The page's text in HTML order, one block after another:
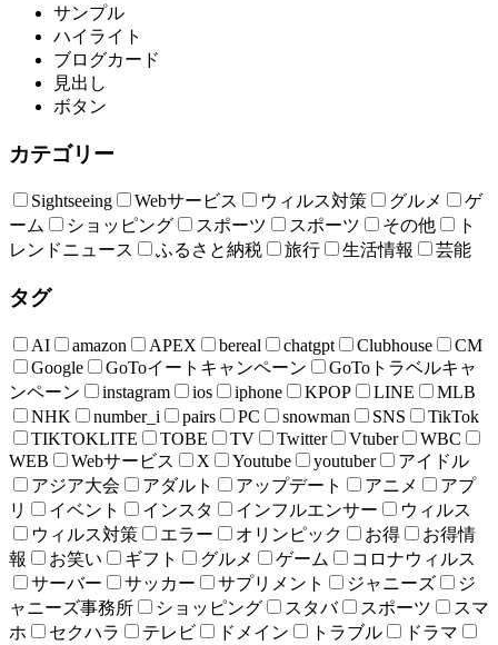
サンプル
ハイライト
ブログカード
見出し
ボタン
カテゴリー
Sightseeing Webサービス ウィルス対策 グルメ
ゲ
ーム
ショッピング スポーツ スポーツ その他
ト
レンドニュース
ふるさと納税 旅行 生活情報 芸能
タグ
AI amazon APEX bereal chatgpt Clubhouse
CM
Google
GoToイートキャンペーン
GoToトラベルキャ
ンペーン
instagram ios iphone KPOP LINE
MLB
NHK
number_i pairs PC snowman SNS
TikTok
TIKTOKLITE
TOBE TV Twitter Vtuber
WBC
WEB
Webサービス X Youtube youtuber
アイドル
アジア大会
アダルト アップデート アニメ
アプ
リ
イベント インスタ インフルエンサー
ウィルス
ウィルス対策
エラー オリンピック お得
お得情
報
お笑い ギフト グルメ ゲーム
コロナウィルス
サーバー
サッカー サプリメント ジャニーズ
ジ
ャニーズ事務所
ショッピング スタバ スポーツ
スマ
ホ
セクハラ テレビ ドメイン トラブル
ドラマ